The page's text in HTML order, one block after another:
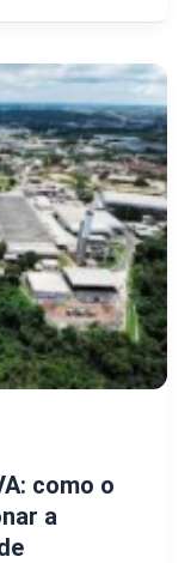
como o
a